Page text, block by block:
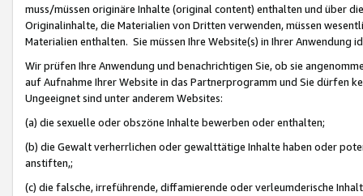
muss/müssen originäre Inhalte (original content) enthalten und über
Originalinhalte, die Materialien von Dritten verwenden, müssen
Materialien enthalten. Sie müssen Ihre Website(s) in Ihrer Anwendung
Wir prüfen Ihre Anwendung und benachrichtigen Sie, ob sie
auf Aufnahme Ihrer Website in das Partnerprogramm und Sie dürfen
Ungeeignet sind unter anderem Websites:
(a) die sexuelle oder obszöne Inhalte bewerben oder enthalten;
(b) die Gewalt verherrlichen oder gewalttätige Inhalte haben oder
anstiften,;
(c) die falsche, irreführende, diffamierende oder verleumderische